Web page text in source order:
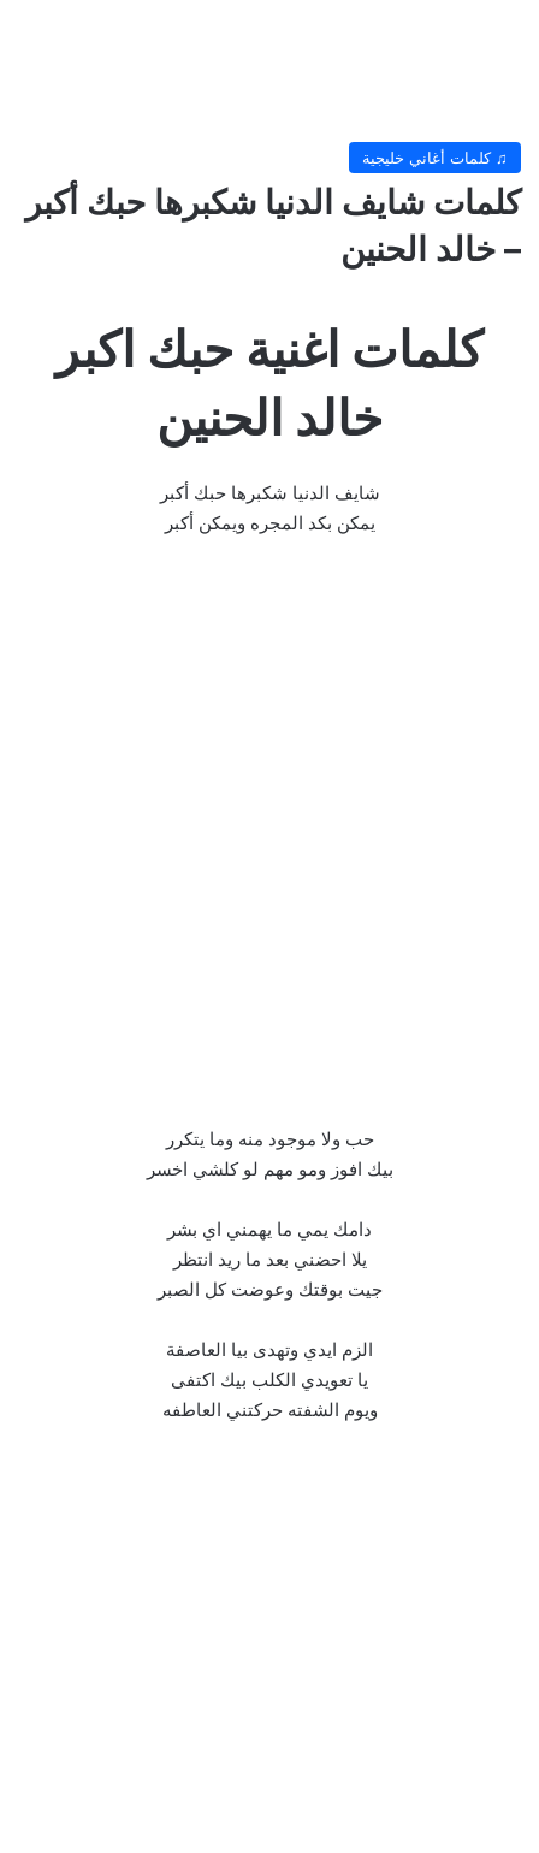
♫ كلمات أغاني خليجية
كلمات شايف الدنيا شكبرها حبك أكبر
– خالد الحنين
كلمات اغنية حبك اكبر
خالد الحنين
شايف الدنيا شكبرها حبك أكبر
يمكن بكد المجره ويمكن أكبر
حب ولا موجود منه وما يتكرر
بيك افوز ومو مهم لو كلشي اخسر
دامك يمي ما يهمني اي بشر
يلا احضني بعد ما ريد انتظر
جيت بوقتك وعوضت كل الصبر
الزم ايدي وتهدى بيا العاصفة
يا تعويدي الكلب بيك اكتفى
ويوم الشفته حركتني العاطفه